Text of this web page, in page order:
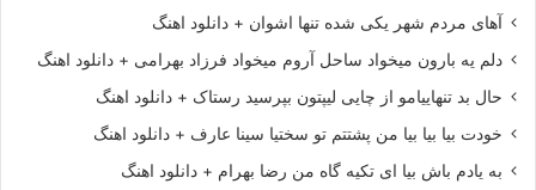
آهای مردم شهر یکی شده تنها اشوان + دانلود اهنگ
دلم یه بارون میخواد ساحل آروم میخواد فرزاد بهرامی + دانلود اهنگ
حال بد تنهاییامو از چایی لیپتون بپرسید رستاک + دانلود اهنگ
خودت بیا بیا بیا من پشتتم تو سختیا سینا عارف + دانلود اهنگ
به یادم باش بیا ای تکیه گاه من رضا بهرام + دانلود اهنگ